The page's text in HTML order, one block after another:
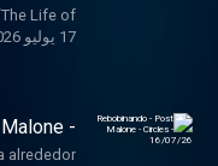
Life of
y que
mayores
17 يوليو 2026
-
07/26
alrededor